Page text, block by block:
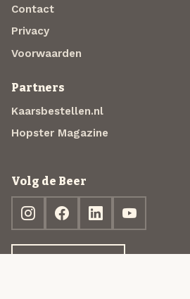
Contact
Privacy
Voorwaarden
Partners
Kaarsbestellen.nl
Hopster Magazine
Volg de Beer